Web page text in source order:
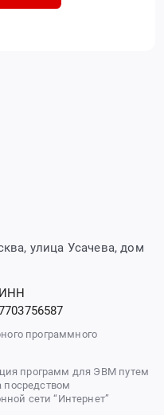
улица Усачева, дом
ИНН
программного
программ для ЭВМ путем
посредством
сети “Интернет”